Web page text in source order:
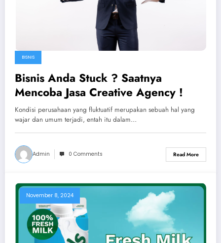
BISNIS
Bisnis Anda Stuck ? Saatnya
Mencoba Jasa Creative Agency !
Kondisi perusahaan yang fluktuatif merupakan sebuah hal yang
wajar dan umum terjadi, entah itu dalam…
Admin 0 Comments Read More
November 8, 2024